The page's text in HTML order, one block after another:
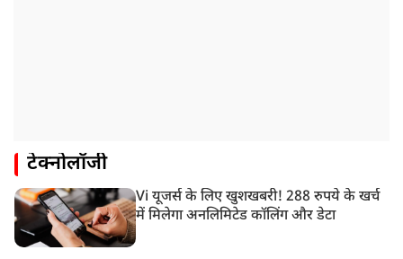
टेक्नोलॉजी
Vi यूजर्स के लिए खुशखबरी! 288 रुपये के खर्च
में मिलेगा अनलिमिटेड कॉलिंग और डेटा